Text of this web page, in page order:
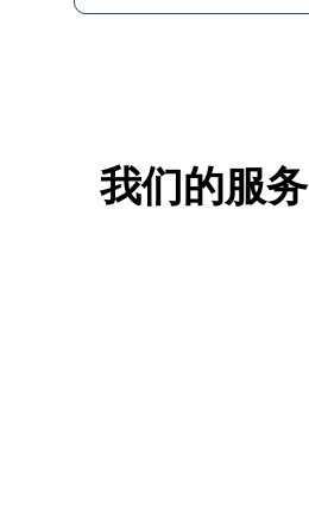
我们的服务